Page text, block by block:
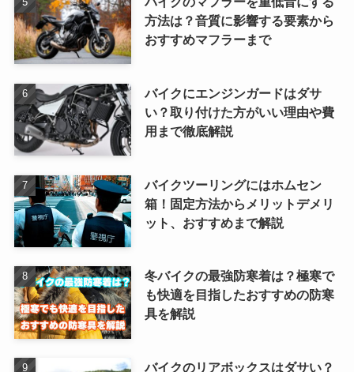
方法は？音質に影響する要素から
おすすめマフラーまで
バイクにエンジンガードはダサ
い？取り付けた方がいい理由や費
用まで徹底解説
バイクツーリングにはホムセン
箱！固定方法からメリットデメリ
ット、おすすめまで解説
冬バイクの最強防寒着は？極寒で
も快適を目指したおすすめの防寒
具を解説
バイクのリアボックスはダサい？